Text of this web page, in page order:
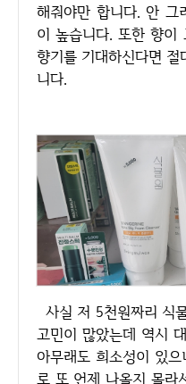
해줘야만 합니다. 안 그
이 높습니다. 또한 향이
향기를 기대하신다면
니다.
사실 저 5천원짜리 식물원 브랜드 폼플랜징 사이에서
고민이 많았는데 역시
아무래도 희소성이 있
로 또 언제 나올지 몰라